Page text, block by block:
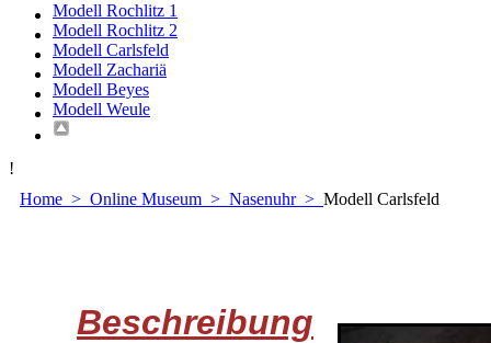
Modell Rochlitz 1
Modell Rochlitz 2
Modell Carlsfeld
Modell Zachariä
Modell Beyes
Modell Weule
!
Home > Online Museum > Nasenuhr> Modell Carlsfeld
Beschreibung